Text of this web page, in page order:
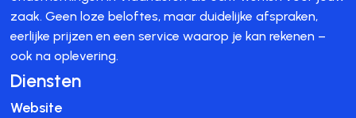
zaak. Geen loze beloftes, maar duidelijke afspraken,
eerlijke prijzen en een service waarop je kan rekenen –
ook na oplevering.
Diensten
Website